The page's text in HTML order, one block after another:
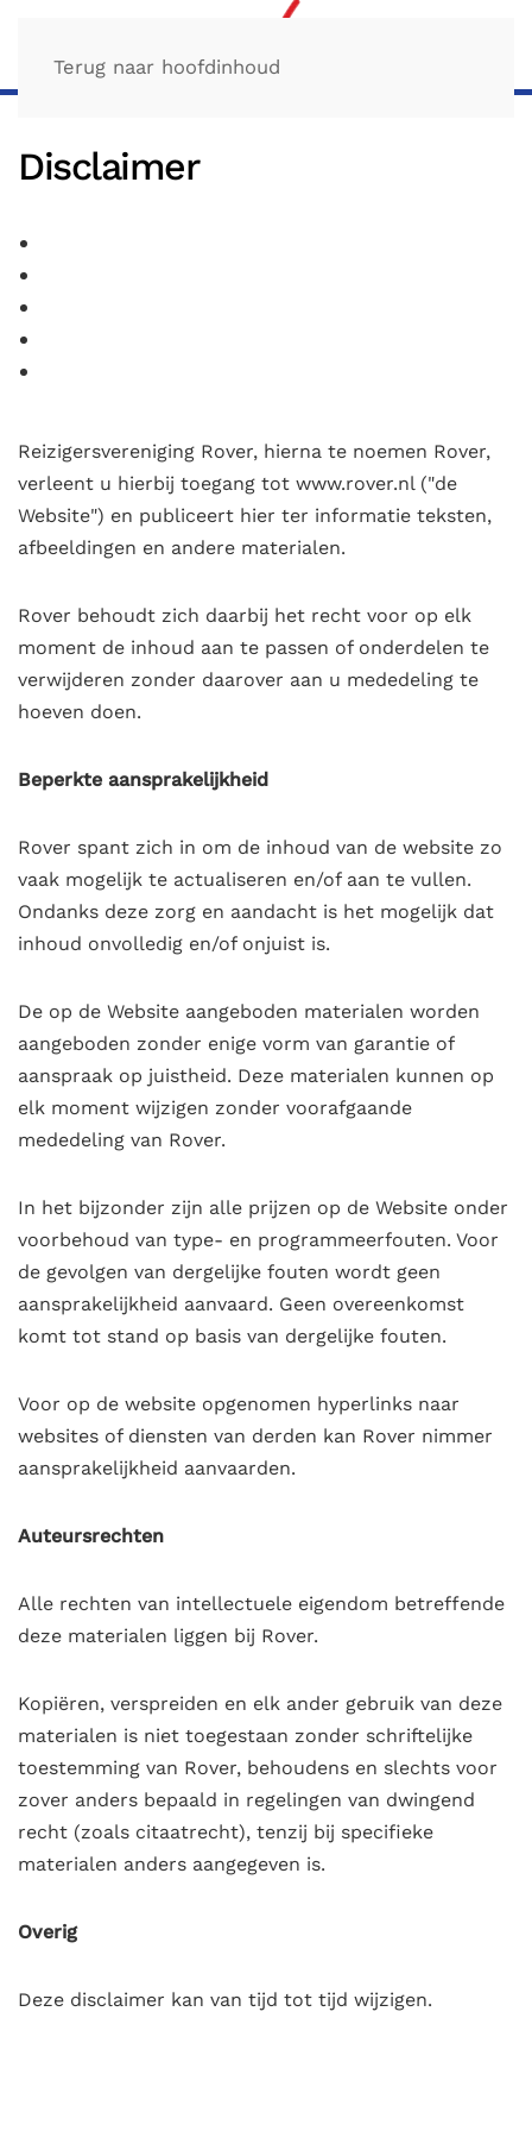
Terug naar hoofdinhoud
Disclaimer
Reizigersvereniging Rover, hierna te noemen Rover,
verleent u hierbij toegang tot www.rover.nl ("de
Website") en publiceert hier ter informatie teksten,
afbeeldingen en andere materialen.
Rover behoudt zich daarbij het recht voor op elk
moment de inhoud aan te passen of onderdelen te
verwijderen zonder daarover aan u mededeling te
hoeven doen.
Beperkte aansprakelijkheid
Rover spant zich in om de inhoud van de website zo
vaak mogelijk te actualiseren en/of aan te vullen.
Ondanks deze zorg en aandacht is het mogelijk dat
inhoud onvolledig en/of onjuist is.
De op de Website aangeboden materialen worden
aangeboden zonder enige vorm van garantie of
aanspraak op juistheid. Deze materialen kunnen op
elk moment wijzigen zonder voorafgaande
mededeling van Rover.
In het bijzonder zijn alle prijzen op de Website onder
voorbehoud van type- en programmeerfouten. Voor
de gevolgen van dergelijke fouten wordt geen
aansprakelijkheid aanvaard. Geen overeenkomst
komt tot stand op basis van dergelijke fouten.
Voor op de website opgenomen hyperlinks naar
websites of diensten van derden kan Rover nimmer
aansprakelijkheid aanvaarden.
Auteursrechten
Alle rechten van intellectuele eigendom betreffende
deze materialen liggen bij Rover.
Kopiëren, verspreiden en elk ander gebruik van deze
materialen is niet toegestaan zonder schriftelijke
toestemming van Rover, behoudens en slechts voor
zover anders bepaald in regelingen van dwingend
recht (zoals citaatrecht), tenzij bij specifieke
materialen anders aangegeven is.
Overig
Deze disclaimer kan van tijd tot tijd wijzigen.